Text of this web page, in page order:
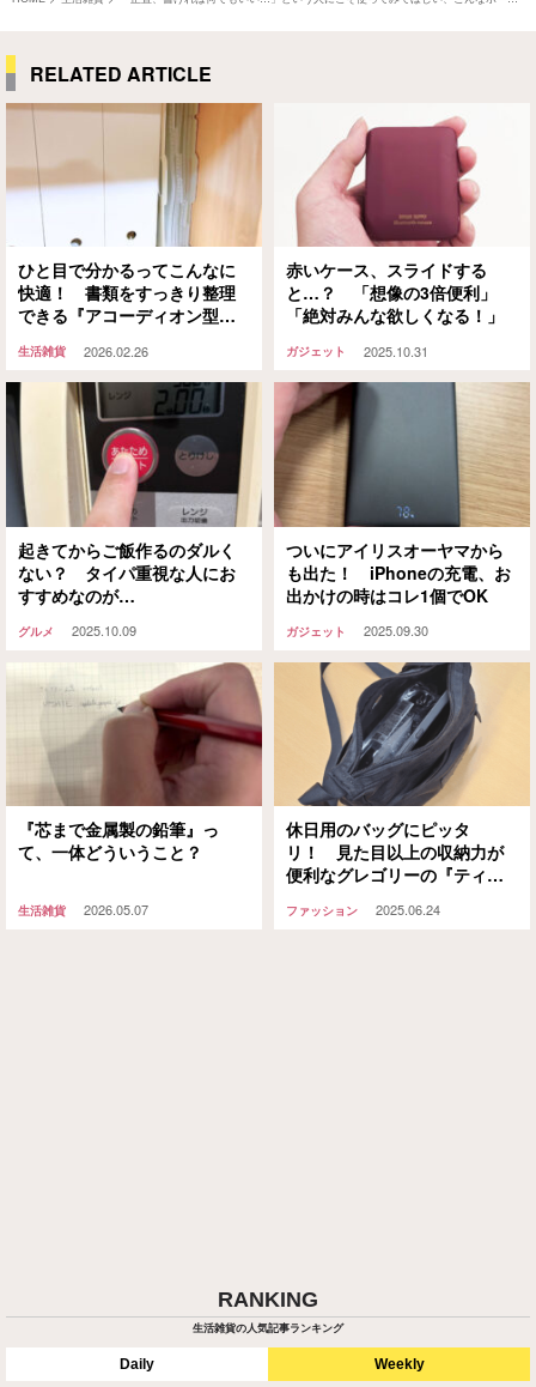
RELATED ARTICLE
ひと目で分かるってこんなに
快適！ 書類をすっきり整理
できる『アコーディオン型フ
い
生活雑貨 2026.02.26
赤いケース、スライドする
と…？ 「想像の3倍便利」
「絶対みんな欲しくなる！」
ガジェット 2025.10.31
起きてからご飯作るのダルく
ない？ タイパ重視な人にお
すすめなのが…
グルメ 2025.10.09
ついにアイリスオーヤマから
も出た！ iPhoneの充電、お
出かけの時はコレ1個でOK
ガジェット 2025.09.30
『芯まで金属製の鉛筆』っ
て、一体どういうこと？
生活雑貨 2026.05.07
休日用のバッグにピッタ
リ！ 見た目以上の収納力が
便利なグレゴリーの『ティー
ファッション 2025.06.24
RANKING
生活雑貨の人気記事ランキング
Daily Weekly